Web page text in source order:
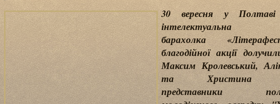
30 вересня у Полтаві
інтелектуальна
барахолка
благодійної акції
Максим Кролевський,
та Христина
представники